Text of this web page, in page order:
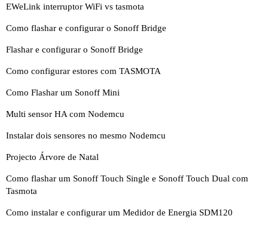
EWeLink interruptor WiFi vs tasmota
Como flashar e configurar o Sonoff Bridge
Flashar e configurar o Sonoff Bridge
Como configurar estores com TASMOTA
Como Flashar um Sonoff Mini
Multi sensor HA com Nodemcu
Instalar dois sensores no mesmo Nodemcu
Projecto Árvore de Natal
Como flashar um Sonoff Touch Single e Sonoff Touch Dual com
Tasmota
Como instalar e configurar um Medidor de Energia SDM120